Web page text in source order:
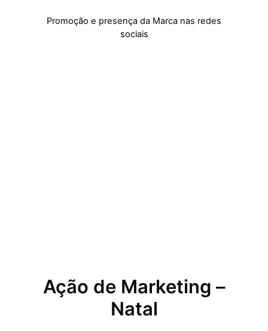
Promoção e presença da Marca nas redes
sociais
Ação de Marketing –
Natal